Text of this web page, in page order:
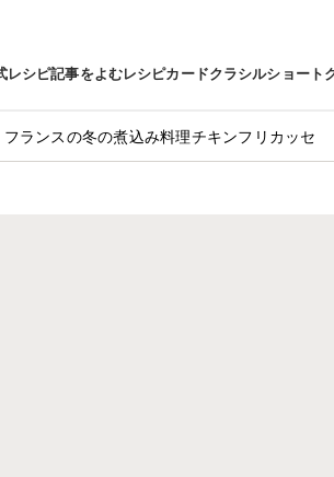
レシピ記事をよむレシピカードクラシルショート
フランスの冬の煮込み料理チキンフリカッセ